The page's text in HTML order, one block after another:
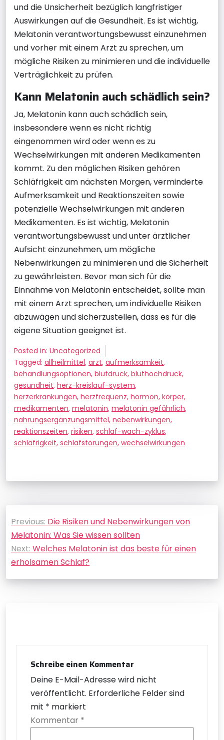
und die Unsicherheit bezüglich langfristiger
Auswirkungen auf die Gesundheit. Es ist wichtig,
Melatonin verantwortungsbewusst einzunehmen
und vorher mit einem Arzt zu sprechen, um
mögliche Risiken zu minimieren und die individuelle
Verträglichkeit zu prüfen.
Kann Melatonin auch schädlich sein?
Ja, Melatonin kann auch schädlich sein,
insbesondere wenn es nicht richtig
eingenommen wird oder wenn es zu
Wechselwirkungen mit anderen Medikamenten
kommt. Zu den möglichen Risiken gehören
Schläfrigkeit am nächsten Morgen, verminderte
Aufmerksamkeit und Reaktionszeiten sowie
potenzielle Wechselwirkungen mit anderen
Medikamenten. Es ist wichtig, Melatonin
verantwortungsbewusst und unter ärztlicher
Aufsicht einzunehmen, um mögliche
Nebenwirkungen zu minimieren und die Sicherheit
zu gewährleisten. Bevor man sich für die
Einnahme von Melatonin entscheidet, sollte man
mit einem Arzt sprechen, um individuelle Risiken
abzuwägen und sicherzustellen, dass es für die
eigene Situation geeignet ist.
Posted in: Uncategorized
Tagged: allheilmittel, arzt, aufmerksamkeit,
behandlungsoptionen, blutdruck, bluthochdruck,
gesundheit, herz-kreislauf-system,
herzerkrankungen, herzfrequenz, hormon, körper,
medikamenten, melatonin, melatonin gefährlich,
nahrungsergänzungsmittel, nebenwirkungen,
reaktionszeiten, risiken, schlaf-wach-zyklus,
schläfrigkeit, schlafstörungen, wechselwirkungen
Beitragsnavigation
Previous: Die Risiken und Nebenwirkungen von
Melatonin: Was Sie wissen sollten
Next: Welches Melatonin ist das beste für einen
erholsamen Schlaf?
Schreibe einen Kommentar
Deine E-Mail-Adresse wird nicht
veröffentlicht. Erforderliche Felder sind
mit * markiert
Kommentar *